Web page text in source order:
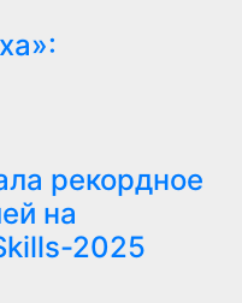
рекордное
на
2025